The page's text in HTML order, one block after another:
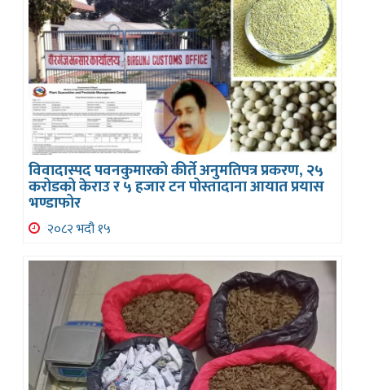
विवादास्पद पवनकुमारको कीर्ते अनुमतिपत्र प्रकरण, २५
करोडको केराउ र ५ हजार टन पोस्तादाना आयात प्रयास
भण्डाफोर
२०८२ भदौ १५